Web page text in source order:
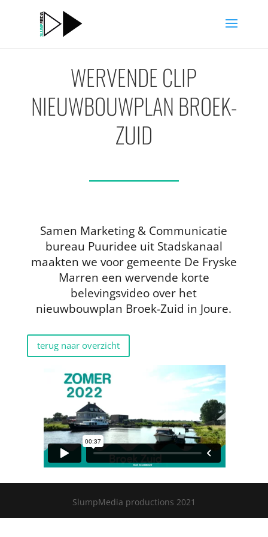
WERVENDE CLIP
NIEUWBOUWPLAN BROEK-
ZUID
Samen Marketing & Communicatie
bureau Puuridee uit Stadskanaal
maakten we voor gemeente De Fryske
Marren een wervende korte
belevingsvideo over het
nieuwbouwplan Broek-Zuid in Joure.
terug naar overzicht
SlumpMedia productions 2021